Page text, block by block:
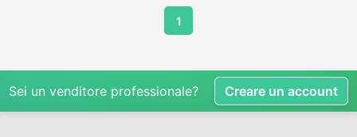
1
Sei un venditore professionale? Creare un account